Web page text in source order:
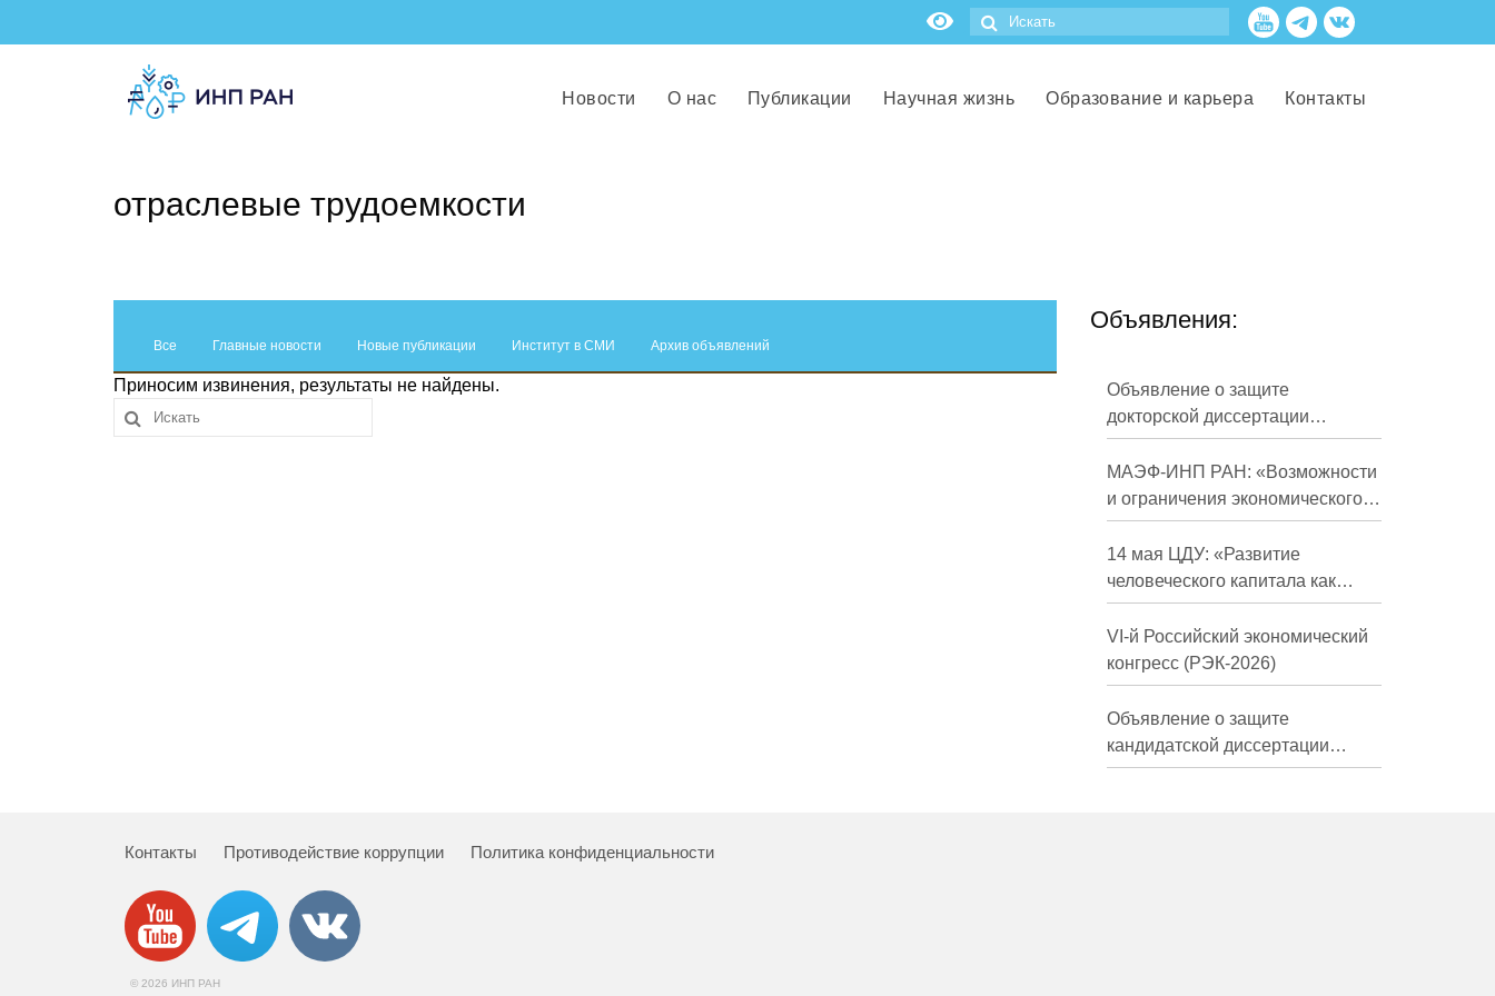
Новости О нас Публикации Научная жизнь Образование и карьера Контакты
отраслевые трудоемкости
Все Главные новости Новые публикации Институт в СМИ Архив объявлений
Приносим извинения, результаты не найдены.
Объявления:
Объявление о защите
докторской диссертации
Кузнецова Михаила
Евгеньевича
МАЭФ-ИНП РАН: «Возможности
и ограничения экономического
развития России в средне- и
долгосрочной перспективе»
14 мая ЦДУ: «Развитие
человеческого капитала как
фактор экономического роста»
VI-й Российский экономический
конгресс (РЭК-2026)
Объявление о защите
кандидатской диссертации
Трындиной Николь Сергеевны
Контакты Противодействие коррупции Политика конфиденциальности
© 2026 ИНП РАН